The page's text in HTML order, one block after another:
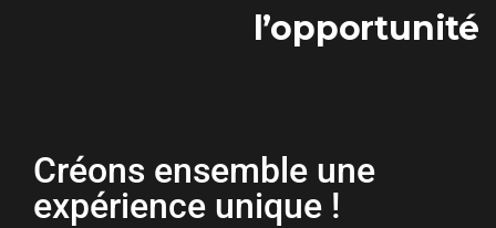
l’opportunité
Créons ensemble une
expérience unique !